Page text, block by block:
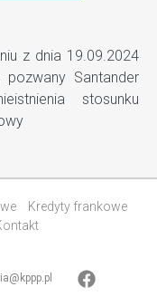
z dnia 19.09.2024
Santander
stosunku
Kredyty frankowe